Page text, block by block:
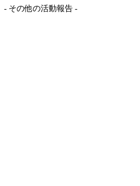
- その他の活動報告 -